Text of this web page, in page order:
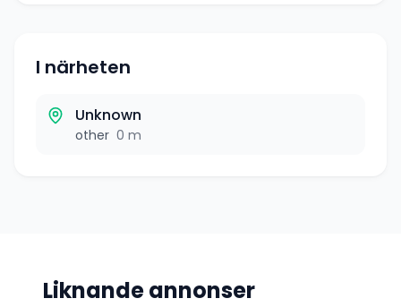
I närheten
Unknown
other 0 m
Liknande annonser